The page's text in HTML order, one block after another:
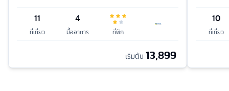
11
ที่เที่ยว
4
มื้ออาหาร ที่พัก
เริ่มต้น 13,899
10
ที่เที่ยว